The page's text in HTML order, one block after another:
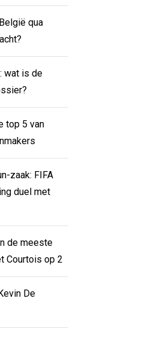
qua
wat is de
top 5 van
zaak: FIFA
duel met
de meeste
Courtois op 2
De